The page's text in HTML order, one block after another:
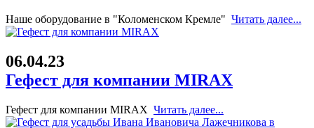
Наше оборудование в "Коломенском Кремле" Читать далее...
06.04.23
Гефест для компании MIRAX
Гефест для компании MIRAX Читать далее...